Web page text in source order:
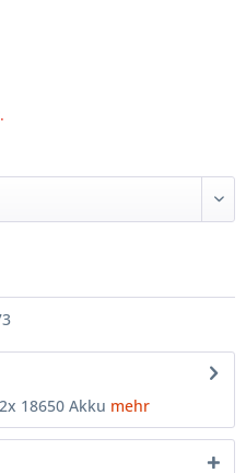
18650 Akku mehr